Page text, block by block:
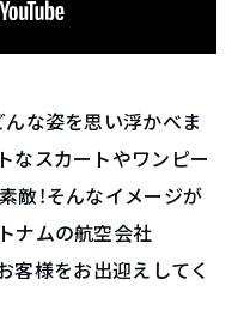
な姿を思い浮かべま
なスカートやワンピー
敵！そんなイメージが
ナムの航空会社
客様をお出迎えしてく